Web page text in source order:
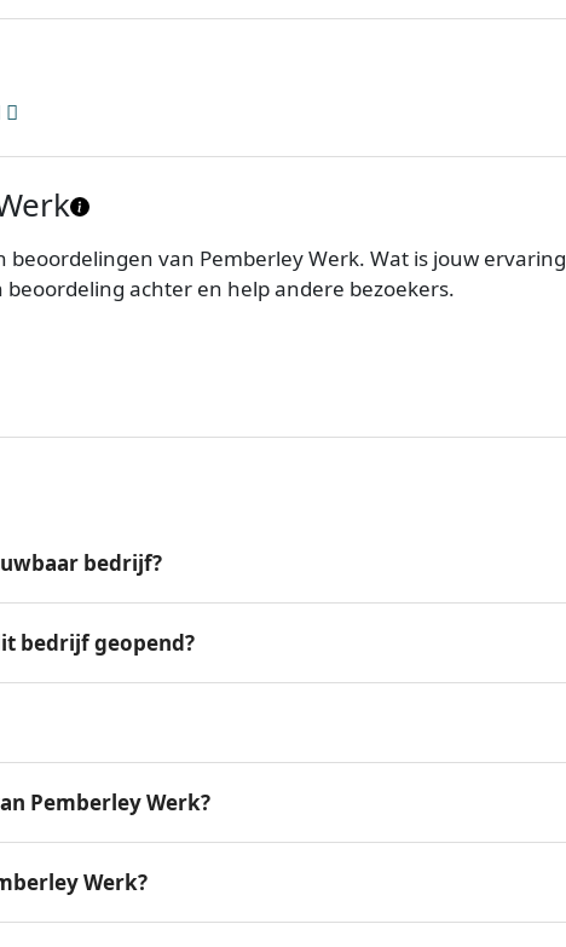
van Pemberley Werk. Wat is jouw ervaring
beoordeling achter en help andere bezoekers.
bedrijf?
bedrijf geopend?
Pemberley Werk?
Werk?